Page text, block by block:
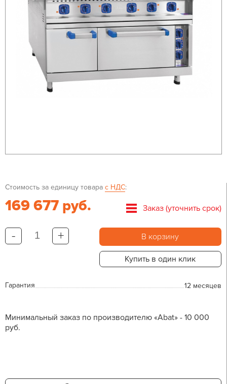
Стоимость за единицу товара с НДС:
169 677 руб. Заказ (уточнить срок)
- + В корзину
Купить в один клик
Гарантия 12 месяцев
Минимальный заказ по производителю «Abat» - 10 000
руб.